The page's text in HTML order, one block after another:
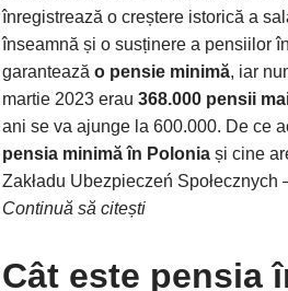
înregistrează o creștere istorică a
înseamnă și o susținere a pensiilor
garantează o pensie minimă, iar
martie 2023 erau 368.000 pensii
ani se va ajunge la 600.000. De ce
pensia minimă în Polonia și cine
Zakładu Ubezpieczeń
Continuă să citești
Cât este pensia